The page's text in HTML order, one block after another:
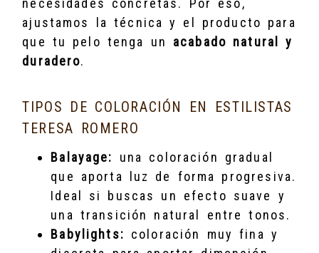
ajustamos la técnica y el producto para
que tu pelo tenga un acabado natural y
duradero.
TIPOS DE COLORACIÓN EN ESTILISTAS
TERESA ROMERO
Balayage:
una coloración gradual
que aporta luz de forma progresiva.
Ideal si buscas un efecto suave y
una transición natural entre tonos.
Babylights: coloración muy fina y